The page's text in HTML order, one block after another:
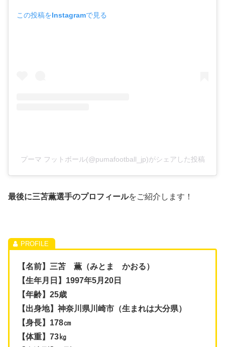
この投稿をInstagramで見る
プーマ フットボール(@pumafootball_jp)がシェアした投稿
最後に三苫薫選手のプロフィールをご紹介します！
【名前】三苫 薫（みとま かおる）
【生年月日】1997年5月20日
【年齢】25歳
【出身地】神奈川県川崎市（生まれは大分県）
【身長】178㎝
【体重】73㎏